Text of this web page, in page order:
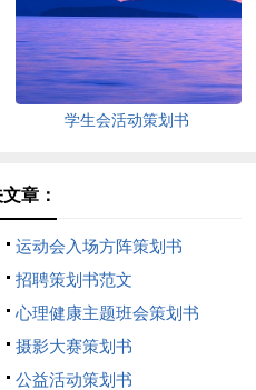
学生会活动策划书
章：
运动会入场方阵策划书
招聘策划书范文
心理健康主题班会策划书
摄影大赛策划书
公益活动策划书